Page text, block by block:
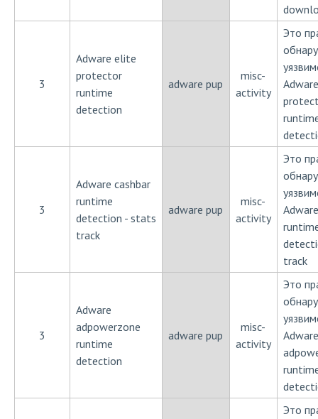
3
Adware elite
protector
runtime
detection
adware pup
misc-
activity
Это
3
Adware cashbar
runtime
detection - stats
track
adware pup
misc-
activity
Это
track
3
Adware
adpowerzone
runtime
detection
adware pup
misc-
activity
Это
Adware
Это